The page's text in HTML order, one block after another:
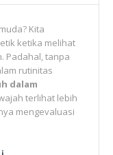
Kita
ketika melihat
Padahal, tanpa
rutinitas
dalam
terlihat lebih
mengevaluasi